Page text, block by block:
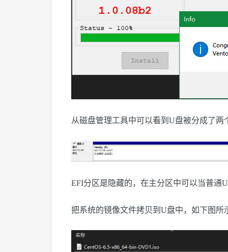
从磁盘管理工具中可以看到U盘被分成了两
EFI分区是隐藏的，在主分区中可以当普通
把系统的镜像文件拷贝到U盘中，如下图所